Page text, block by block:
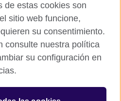
A registered charity in
de estas cookies son
sitio web funcione,
su consentimiento.
consulte nuestra política
su configuración en